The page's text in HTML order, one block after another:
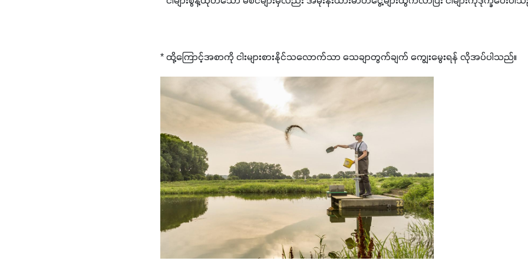
* ထို့ကြောင့်အစာကို ငါးများစားနိုင်သလောက်သာ သေချာတွက်ချက် ကျွေးမွေးရန် လိုအပ်ပါသည်။